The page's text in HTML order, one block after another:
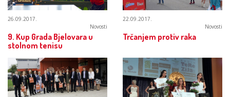
26.09.2017.
Novosti
9. Kup Grada Bjelovara u
stolnom tenisu
22.09.2017.
Novosti
Trčanjem protiv raka